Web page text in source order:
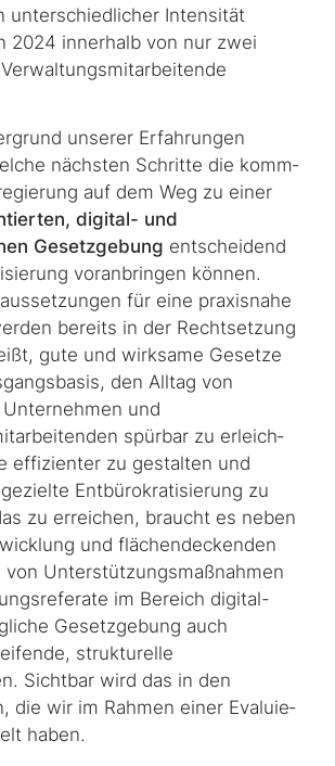
un­ter­schied­lich­er Intensität
2024 innerhalb von nur zwei
unserer Erfahrungen
nächsten Schritte die komm­
auf dem Weg zu einer
digital- und
Gesetzgebung entscheidend
voranbringen können.
für eine praxisnahe
bereits in der Rechtsetzung
gute und wirksame Gesetze
den Alltag von
und
spürbar zu er­leich­
effizienter zu gestalten und
Entbürokratisierung zu
zu erreichen, braucht es neben
und flä­chen­deck­enden
von Unterstützungsmaßnahmen
im Be­reich digital-
Gesetzgebung auch
struk­tu­rel­le
Sichtbar wird das in den
die wir im Rahmen einer Eva­lu­ie­
haben.